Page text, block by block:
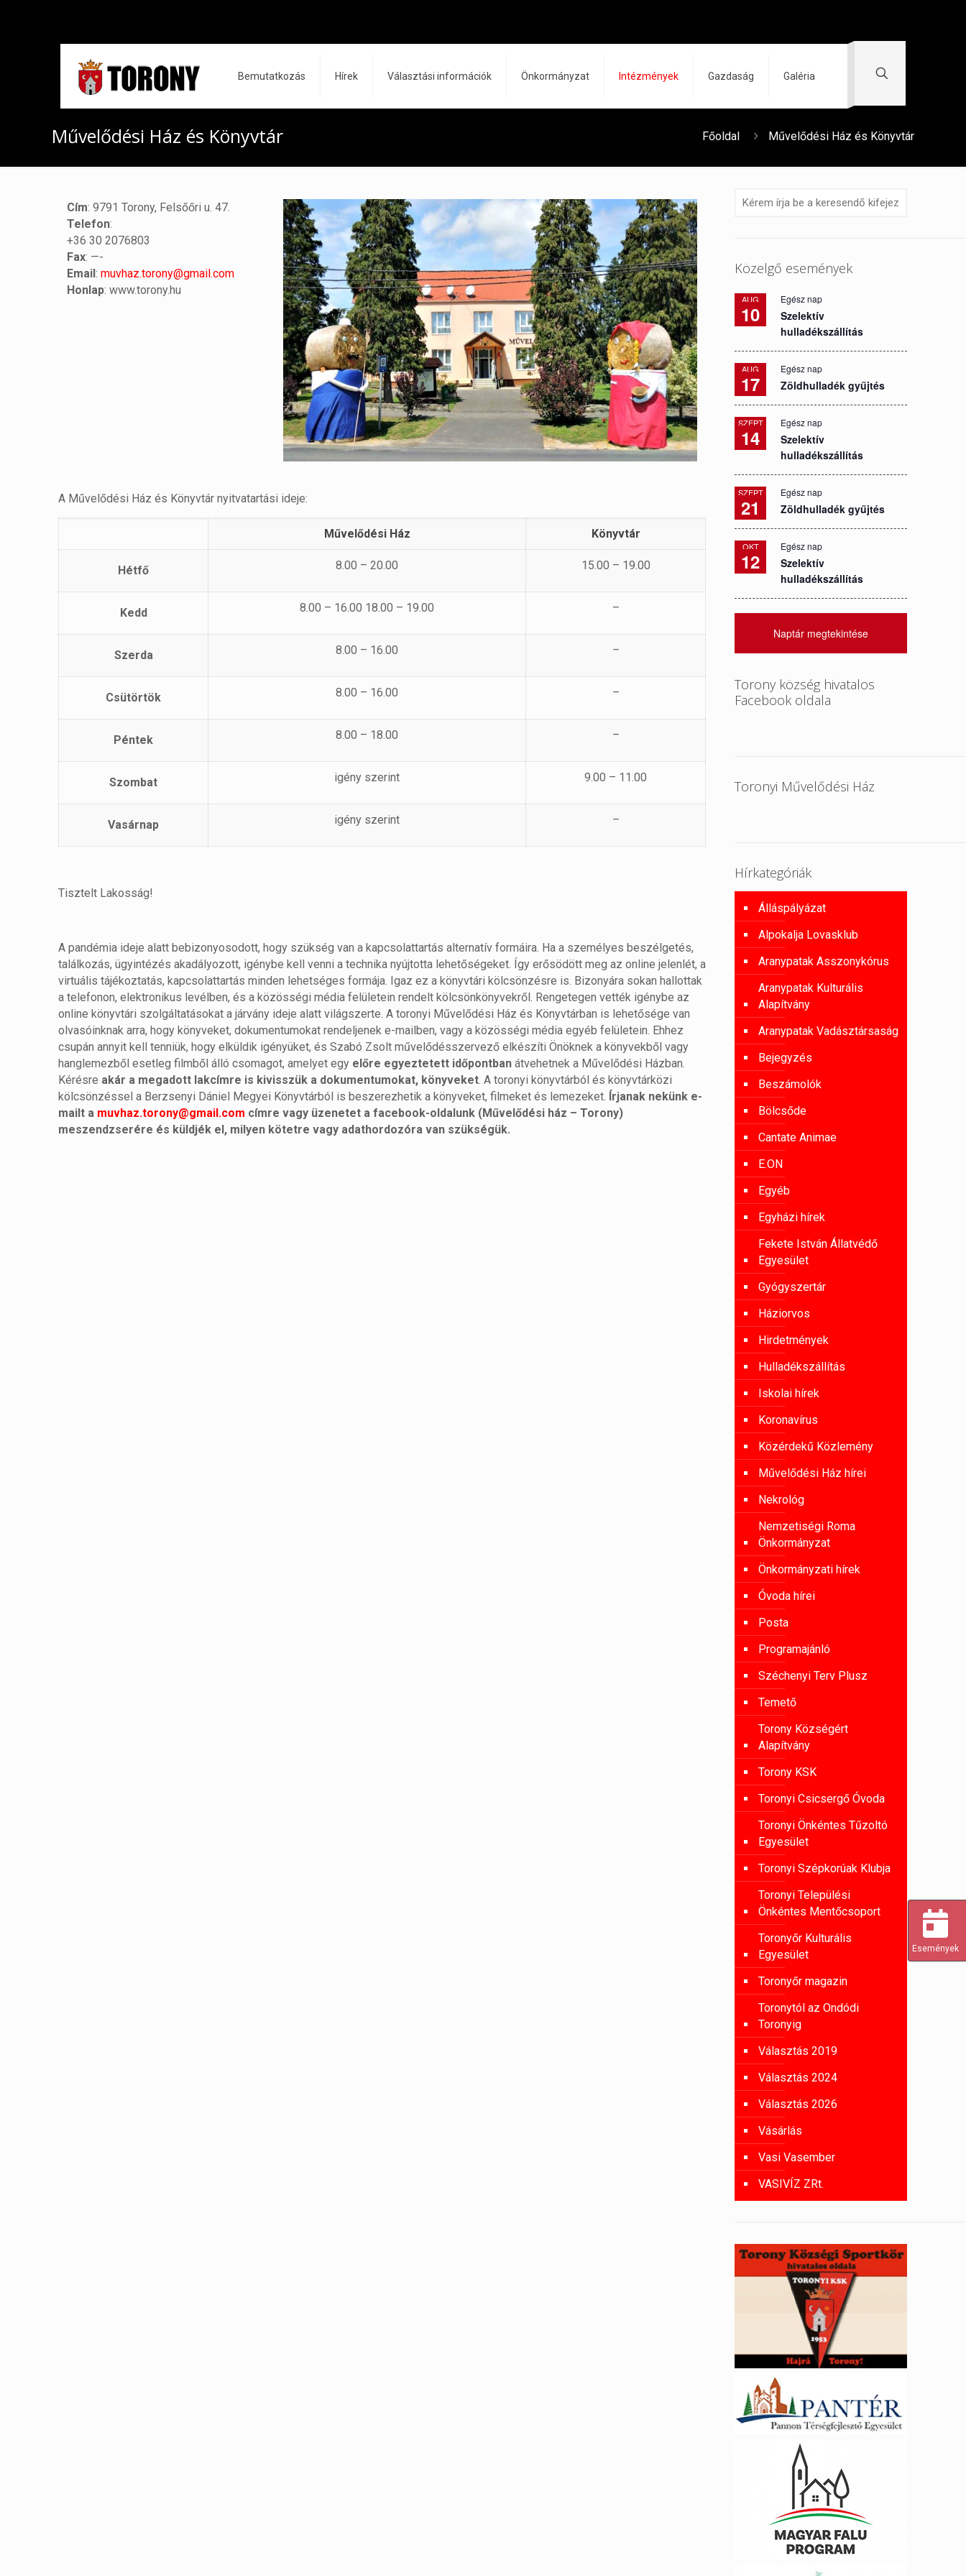
Bemutatkozás Hírek Választási információk Önkormányzat Intézmények Gazdaság Galéria
Művelődési Ház és Könyvtár Főoldal Művelődési Ház és Könyvtár
Cím: 9791 Torony, Felsőőri u. 47.
Telefon:
+36 30 2076803
Fax: —-
Email:muvhaz.torony@gmail.com
Honlap: www.torony.hu
A Művelődési Ház és Könyvtár nyitvatartási ideje:
Művelődési Ház Könyvtár
Hétfő 8.00 – 20.00 15.00 – 19.00
Kedd 8.00 – 16.00 18.00 – 19.00 –
Szerda 8.00 – 16.00 –
Csütörtök 8.00 – 16.00 –
Péntek 8.00 – 18.00 –
Szombat igény szerint 9.00 – 11.00
Vasárnap igény szerint –
Tisztelt Lakosság!
A pandémia ideje alatt bebizonyosodott, hogy szükség van a kapcsolattartás alternatív formáira. Ha a személyes beszélgetés,
találkozás, ügyintézés akadályozott, igénybe kell venni a technika nyújtotta lehetőségeket. Így erősödött meg az online jelenlét, a
virtuális tájékoztatás, kapcsolattartás minden lehetséges formája. Igaz ez a könyvtári kölcsönzésre is. Bizonyára sokan hallottak
a telefonon, elektronikus levélben, és a közösségi média felületein rendelt kölcsönkönyvekről. Rengetegen vették igénybe az
online könyvtári szolgáltatásokat a járvány ideje alatt világszerte. A toronyi Művelődési Ház és Könyvtárban is lehetősége van
olvasóinknak arra, hogy könyveket, dokumentumokat rendeljenek e-mailben, vagy a közösségi média egyéb felületein. Ehhez
csupán annyit kell tenniük, hogy elküldik igényüket, és Szabó Zsolt művelődésszervező elkészíti Önöknek a könyvekből vagy
hanglemezből esetleg filmből álló csomagot, amelyet egy előre egyeztetett időpontban átvehetnek a Művelődési Házban.
Kérésre akár a megadott lakcímre is kivisszük a dokumentumokat, könyveket. A toronyi könyvtárból és könyvtárközi
kölcsönzéssel a Berzsenyi Dániel Megyei Könyvtárból is beszerezhetik a könyveket, filmeket és lemezeket. Írjanak nekünk e-
mailt a muvhaz.torony@gmail.com címre vagy üzenetet a facebook-oldalunk (Művelődési ház – Torony)
meszendzserére és küldjék el, milyen kötetre vagy adathordozóra van szükségük.
Közelgő események
AUG
10
Egész nap
Szelektív
hulladékszállítás
AUG
17
Egész nap
Zöldhulladék gyűjtés
SZEPT
14
Egész nap
Szelektív
hulladékszállítás
SZEPT
21
Egész nap
Zöldhulladék gyűjtés
OKT
12
Egész nap
Szelektív
hulladékszállítás
Naptár megtekintése
Torony község hivatalos
Facebook oldala
Toronyi Művelődési Ház
Hírkategóriák
Álláspályázat
Alpokalja Lovasklub
Aranypatak Asszonykórus
Aranypatak Kulturális
Alapítvány
Aranypatak Vadásztársaság
Bejegyzés
Beszámolók
Bölcsőde
Cantate Animae
E.ON
Egyéb
Egyházi hírek
Fekete István Állatvédő
Egyesület
Gyógyszertár
Háziorvos
Hirdetmények
Hulladékszállítás
Iskolai hírek
Koronavírus
Közérdekű Közlemény
Művelődési Ház hírei
Nekrológ
Nemzetiségi Roma
Önkormányzat
Önkormányzati hírek
Óvoda hírei
Posta
Programajánló
Széchenyi Terv Plusz
Temető
Torony Községért
Alapítvány
Torony KSK
Toronyi Csicsergő Óvoda
Toronyi Önkéntes Tűzoltó
Egyesület
Toronyi Szépkorúak Klubja
Toronyi Települési
Önkéntes Mentőcsoport
Toronyőr Kulturális
Egyesület
Toronyőr magazin
Toronytól az Ondódi
Toronyig
Választás 2019
Választás 2024
Választás 2026
Vásárlás
Vasi Vasember
VASIVÍZ ZRt.
Események